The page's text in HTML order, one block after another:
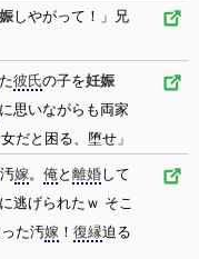
しやがって！」兄
彼氏の子を妊娠
に思いながらも両家
だと困る、堕せ」
嫁。 俺と 離婚して
逃げられたｗ そこ
た汚嫁 ！ 復縁迫る